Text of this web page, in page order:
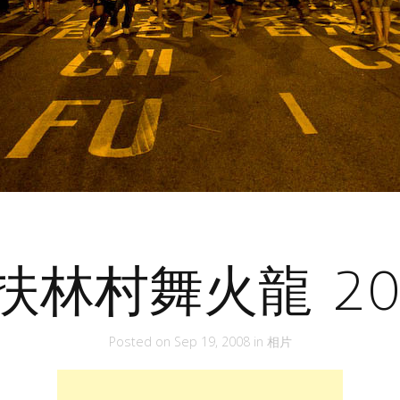
林村舞火龍
Posted on Sep 19, 2008 in 相片